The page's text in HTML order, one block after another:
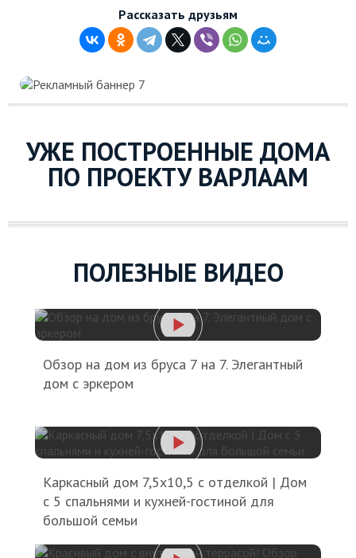
Рассказать друзьям
УЖЕ ПОСТРОЕННЫЕ ДОМА
ПО ПРОЕКТУ ВАРЛААМ
ПОЛЕЗНЫЕ ВИДЕО
Обзор на дом из бруса 7 на 7. Элегантный
дом с эркером
Каркасный дом 7,5х10,5 с отделкой | Дом
с 5 спальнями и кухней-гостиной для
большой семьи